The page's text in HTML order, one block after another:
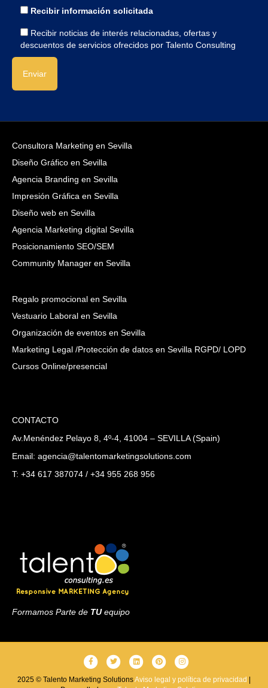
Recibir información solicitada
Recibir noticias de interés relacionadas, ofertas y
descuentos de servicios ofrecidos por Talento Consulting
Consultora Marketing en Sevilla
Diseño Gráfico en Sevilla
Agencia Branding en Sevilla
Impresión Gráfica en Sevilla
Diseño web en Sevilla
Agencia Marketing digital Sevilla
Posicionamiento SEO/SEM
Community Manager en Sevilla
Regalo promocional en Sevilla
Vestuario Laboral en Sevilla
Organización de eventos en Sevilla
Marketing Legal /Protección de datos en Sevilla RGPD/ LOPD
Cursos Online/presencial
CONTACTO
Av.Menéndez Pelayo 8, 4º-4, 41004 – SEVILLA (Spain)
Email: agencia@talentomarketingsolutions.com
T: +34 617 387074 / +34 955 268 956
Formamos Parte de TUequipo
F
a
T
L
i
P
I
2025 © Talento Marketing SolutionsAviso legal y política de privacidad |